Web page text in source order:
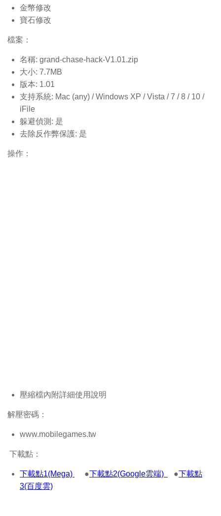
金幣修改
寶石修改
檔案：
名稱: grand-chase-hack-V1.01.zip
大小: 7.7MB
版本: 1.01
支持系統: Mac (any) / Windows XP / Vista / 7 / 8 / 10 /
iFile
躲避偵測: 是
去除反作弊保護: 是
操作：
壓縮檔內附詳細使用說明
解壓密碼：
www.mobilegames.tw
下載點：
下載點1(Mega) ●下載點2(Google雲端) ●下載點
3(百度雲)